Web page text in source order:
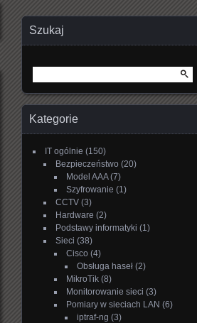
Szukaj
Kategorie
IT ogólnie (150)
Bezpieczeństwo (20)
Model AAA(7)
Szyfrowanie (1)
CCTV (3)
Hardware (2)
Podstawy informatyki (1)
Sieci (38)
Cisco (4)
Obsługa haseł (2)
MikroTik (8)
Monitorowanie sieci (3)
Pomiary w sieciach LAN (6)
iptraf-ng (3)